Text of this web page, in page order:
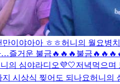
만이야아아 ㅎㅎ허니의 월요병
즐거운 불금🔥🔥🔥 불금
의 심야라디오💜🤍저녁먹으며
지 시상식 찢어도 되나요허니의